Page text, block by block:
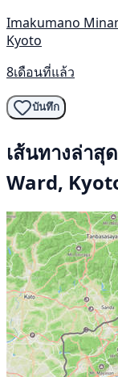
Imakumano
Kyoto
8เดือนที่แล้ว
บันทึก
เส้นทางล่า
Ward,